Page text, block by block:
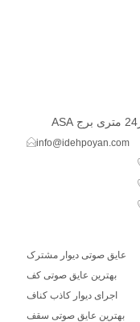
info@idehpoyan.com
عایق صوتی دیوار مشترک
بهترین عایق صوتی کف
اجرای دیوار کاذب کناف
بهترین عایق صوتی سقف